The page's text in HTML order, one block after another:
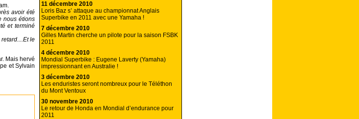
avoir été
nous étions
et terminé
le
Mais hervé
et Sylvain
11 décembre 2010
Loris Baz s’ attaque au championnat Anglais
Superbike en 2011 avec une Yamaha !
7 décembre 2010
Gilles Martin cherche un pilote pour la saison FSBK
2011
4 décembre 2010
Mondial Superbike : Eugene Laverty (Yamaha)
impressionnant en Australie !
3 décembre 2010
Les enduristes seront nombreux pour le Téléthon
du Mont Ventoux
30 novembre 2010
Le retour de Honda en Mondial d’endurance pour
2011